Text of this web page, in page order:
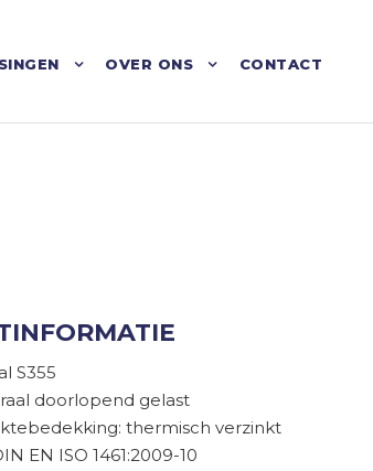
OVER ONS CONTACT
S355
doorlopend gelast
thermisch verzinkt
EN ISO 1461:2009-10